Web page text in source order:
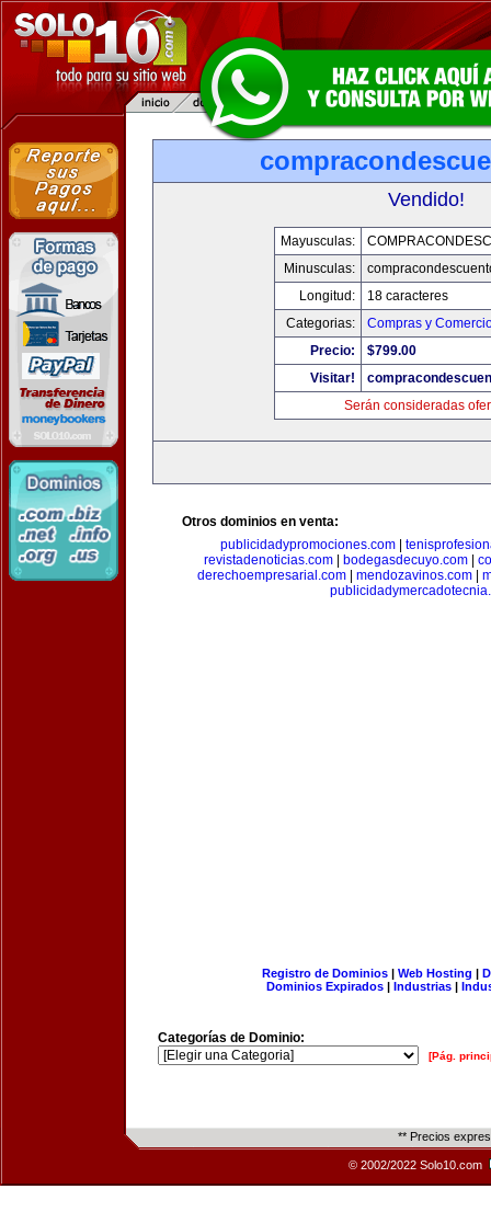
Vendido!
Mayusculas:
Minusculas:
Longitud:
18 caracteres
Categorias:
Compras y
Precio:
$799.00
Visitar!
Serán consideradas
Otros dominios en venta:
publicidadypromociones.com
revistadenoticias.com
bodegasdecuyo.com
derechoempresarial.com
mendozavinos.com
Registro de Dominios| Web Hosting |
Dominios Expirados | Industrias |
Categorías de Dominio:
[Pág.
** Precios
© 2002/2022 Solo10.com